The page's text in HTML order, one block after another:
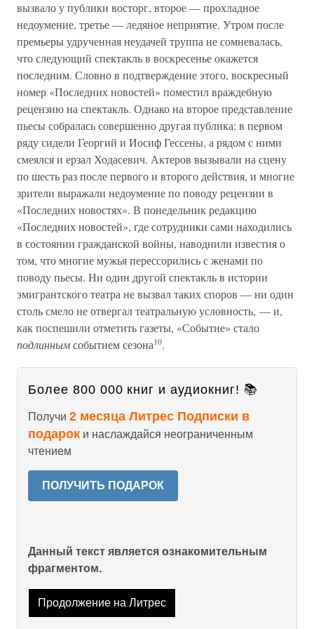
вызвало у публики восторг, второе — прохладное
недоумение, третье — ледяное неприятие. Утром после
премьеры удрученная неудачей труппа не сомневалась,
что следующий спектакль в воскресенье окажется
последним. Словно в подтверждение этого, воскресный
номер «Последних новостей» поместил враждебную
рецензию на спектакль. Однако на второе представление
пьесы собралась совершенно другая публика: в первом
ряду сидели Георгий и Иосиф Гессены, а рядом с ними
смеялся и ерзал Ходасевич. Актеров вызывали на сцену
по шесть раз после первого и второго действия, и многие
зрители выражали недоумение по поводу рецензии в
«Последних новостях». В понедельник редакцию
«Последних новостей», где сотрудники сами находились
в состоянии гражданской войны, наводнили известия о
том, что многие мужья перессорились с женами по
поводу пьесы. Ни один другой спектакль в истории
эмигрантского театра не вызвал таких споров — ни один
столь смело не отвергал театральную условность, — и,
как поспешили отметить газеты, «Событие» стало
подлиннымсобытием сезона10.
Более 800 000 книг и аудиокниг! 📚
Получи 2 месяца Литрес Подписки в
подарок и наслаждайся неограниченным
чтением
ПОЛУЧИТЬ ПОДАРОК
Данный текст является ознакомительным
фрагментом.
Продолжение на Литрес